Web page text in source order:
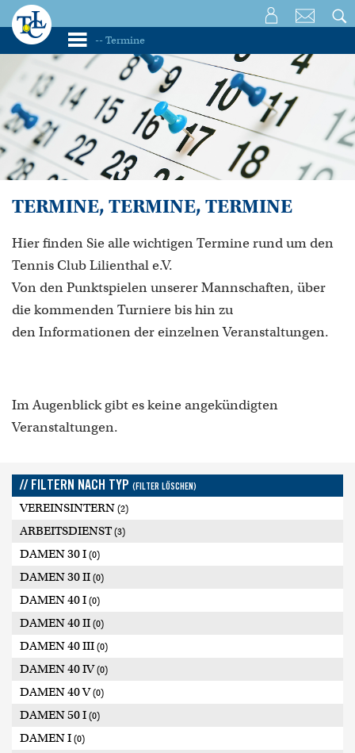
TERMINE, TERMINE, TERMINE
Hier finden Sie alle wichtigen Termine rund um den
Tennis Club Lilienthal e.V.
Von den Punktspielen unserer Mannschaften, über
die kommenden Turniere bis hin zu
den Informationen der einzelnen Veranstaltungen.
Im Augenblick gibt es keine angekündigten
Veranstaltungen.
// FILTERN NACH TYP (FILTER LÖSCHEN)
VEREINSINTERN (2)
ARBEITSDIENST(3)
DAMEN 30 I (0)
DAMEN 30 II (0)
DAMEN 40 I (0)
DAMEN 40 II (0)
DAMEN 40 III (0)
DAMEN 40 IV(0)
DAMEN 40 V(0)
DAMEN 50 I (0)
DAMEN I (0)